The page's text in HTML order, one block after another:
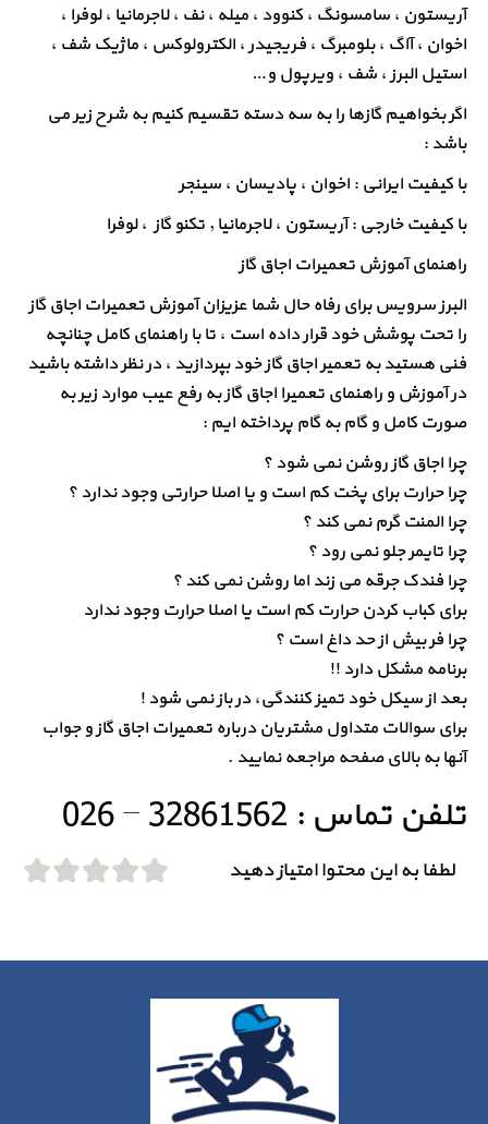
آریستون ، سامسونگ ، کنوود ، میله ، نف ، لاجرمانیا ، لوفرا ،
اخوان ، آاگ ، بلومبرگ ، فریجیدر ، الکترولوکس ، ماژیک شف ،
استیل البرز ، شف ، ویرپول و…
اگر بخواهیم گازها را به سه دسته تقسیم کنیم به شرح زیر می
باشد :
با کیفیت ایرانی : اخوان ، پادیسان ، سینجر
با کیفیت خارجی : آریستون ، لاجرمانیا , تکنو گاز ، لوفرا
راهنمای آموزش تعمیرات اجاق گاز
البرز سرویس برای رفاه حال شما عزیزان آموزش تعمیرات اجاق گاز
را تحت پوشش خود قرار داده است ، تا با راهنمای کامل چنانچه
فنی هستید به تعمیر اجاق گاز خود بپردازید ، در نظر داشته باشید
در آموزش و راهنمای تعمیرا اجاق گاز به رفع عیب موارد زیر به
صورت کامل و گام به گام پرداخته ایم :
چرا اجاق گاز روشن نمی شود ؟
چرا حرارت برای پخت کم است و یا اصلا حرارتی وجود ندارد ؟
چرا المنت گرم نمی کند ؟
چرا تایمر جلو نمی رود ؟
چرا فندک جرقه می زند اما روشن نمی کند ؟
برای کباب کردن حرارت کم است یا اصلا حرارت وجود ندارد
چرا فر بیش از حد داغ است ؟
برنامه مشکل دارد !!
بعد از سیکل خود تمیز کنندگی، در باز نمی شود !
برای سوالات متداول مشتریان درباره تعمیرات اجاق گاز و جواب
آنها به بالای صفحه مراجعه نمایید .
تلفن تماس : 32861562 – 026
لطفا به این محتوا امتیاز دهید